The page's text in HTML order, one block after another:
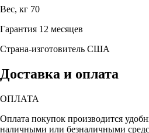
Вес, кг 70
Гарантия 12 месяцев
Страна-изготовитель США
Доставка и оплата
ОПЛАТА
Оплата покупок производится
наличными или безналичными